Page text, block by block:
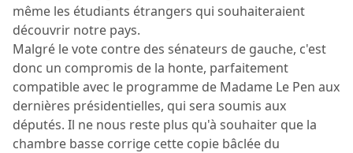
même les étudiants étrangers qui souhaiteraient
découvrir notre pays.
Malgré le vote contre des sénateurs de gauche, c'est
donc un compromis de la honte, parfaitement
compatible avec le programme de Madame Le Pen aux
dernières présidentielles, qui sera soumis aux
députés. Il ne nous reste plus qu'à souhaiter que la
chambre basse corrige cette copie bâclée du